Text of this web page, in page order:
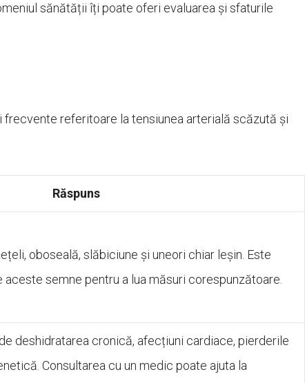
sănătății îți poate oferi evaluarea și sfaturile
referitoare la tensiunea arterială scăzută și
Răspuns
oboseală, slăbiciune și uneori chiar leșin. Este
semne pentru a lua măsuri corespunzătoare.
deshidratarea cronică, afecțiuni cardiace, pierderile
Consultarea cu un medic poate ajuta la